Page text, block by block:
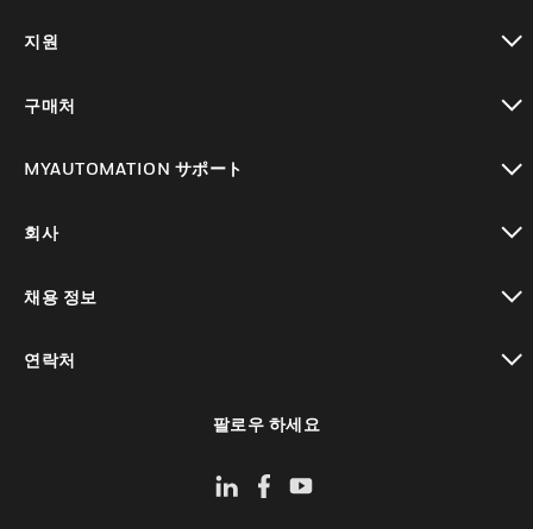
지원
구매처
MYAUTOMATION サポート
회사
채용 정보
연락처
팔로우 하세요